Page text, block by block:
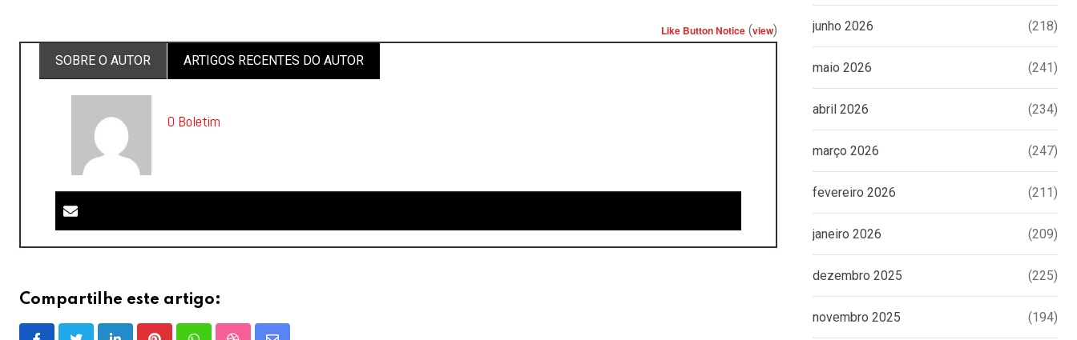
Like Button Notice (view)
SOBRE O AUTOR
ARTIGOS RECENTES DO AUTOR
O Boletim
Compartilhe este artigo:
junho 2026 (218)
maio 2026 (241)
abril 2026 (234)
março 2026 (247)
fevereiro 2026 (211)
janeiro 2026 (209)
dezembro 2025 (225)
novembro 2025 (194)